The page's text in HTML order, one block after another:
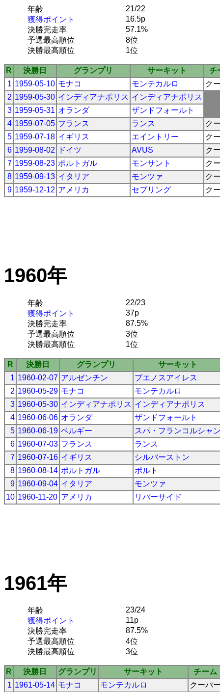
年齢
21/22
獲得ポイント
16.5p
決勝完走率
57.1%
予選最高順位
8位
決勝最高順位
1位
R 決勝日 グランプリ サーキット
チ
1 1959-05-10 モナコ モンテカルロ
ク
2 1959-05-30 インディアナポリス インディアナポリス
3 1959-05-31 オランダ
ザンドフォールト
4 1959-07-05 フランス ランス
ク
5 1959-07-18 イギリス エイントリー
ク
6 1959-08-02 ドイツ AVUS
ク
7 1959-08-23 ポルトガル モンサント
ク
8 1959-09-13 イタリア モンツァ
ク
9 1959-12-12 アメリカ セブリング ク
1960年
年齢
22/23
獲得ポイント
37p
決勝完走率
87.5%
予選最高順位
3位
決勝最高順位
1位
R 決勝日 グランプリ
サーキット
1 1960-02-07 アルゼンチン
ブエノスアイレス
2 1960-05-29 モナコ
モンテカルロ
3 1960-05-30 インディアナポリス インディアナポリス
4 1960-06-06 オランダ
ザンドフォールト
5 1960-06-19 ベルギー
スパ・フランコルシャ
6 1960-07-03 フランス
ランス
7 1960-07-16 イギリス
シルバーストン
8 1960-08-14 ポルトガル
ポルト
9 1960-09-04 イタリア
モンツァ
10 1960-11-20 アメリカ リバーサイド
1961年
年齢
23/24
獲得ポイント
11p
決勝完走率
87.5%
予選最高順位
4位
決勝最高順位
3位
R 決勝日 グランプリ サーキット
チーム
1 1961-05-14 モナコ モンテカルロ クーパ